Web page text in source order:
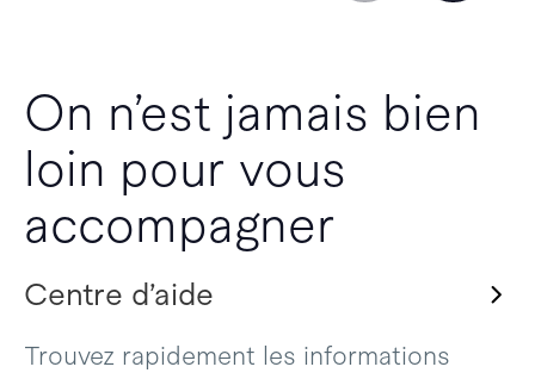
On n’est jamais bien
loin pour vous
accompagner
Centre d’aide
Trouvez rapidement les informations